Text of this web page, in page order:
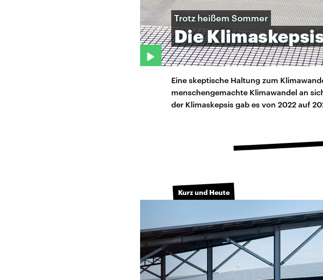
Trotz heißem Sommer
Die
Eine skeptische Haltung zum
menschengemachte Klimawandel an
der Klimaskepsis gab es von 2022 auf
Kurz und Heute